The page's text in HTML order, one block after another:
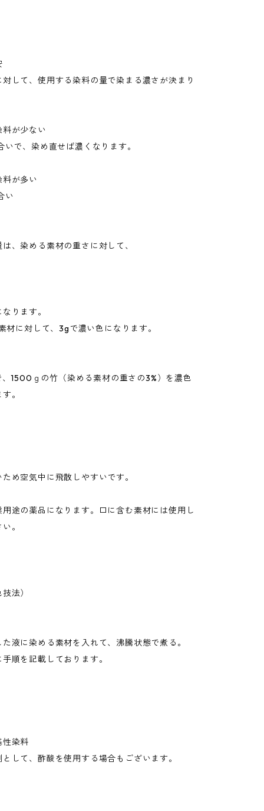
して、使用する染料の量で染まる濃さが決まり
が少ない
で、染め直せば濃くなります。
が多い
い
、染める素材の重さに対して、
ります。
材に対して、3gで濃い色になります。
1500ｇの竹（染める素材の重さの3%）を濃色
。
め空気中に飛散しやすいです。
途の薬品になります。口に含む素材には使用し
。
法）
液に染める素材を入れて、沸騰状態で煮る。
手順を記載しております。
染料
して、酢酸を使用する場合もございます。